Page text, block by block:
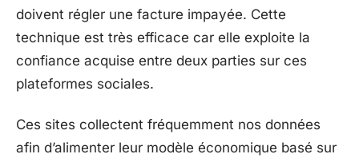
doivent régler une facture impayée. Cette
technique est très efficace car elle exploite la
confiance acquise entre deux parties sur ces
plateformes sociales.
Ces sites collectent fréquemment nos données
afin d’alimenter leur modèle économique basé sur